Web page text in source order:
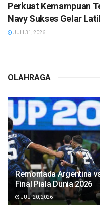
Perkuat Kemampuan
Navy Sukses Gelar
JULI 31, 2026
OLAHRAGA
Remontada Argentina
Final Piala Dunia 2026
JULI 20, 2026